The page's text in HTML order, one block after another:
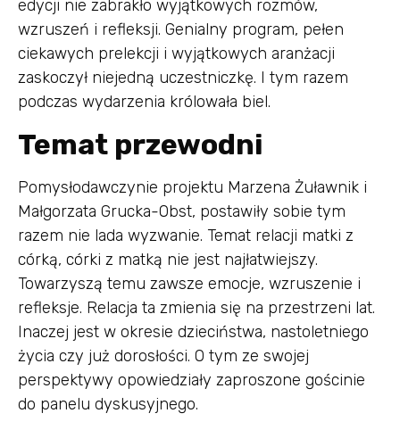
edycji nie zabrakło wyjątkowych rozmów,
wzruszeń i refleksji. Genialny program, pełen
ciekawych prelekcji i wyjątkowych aranżacji
zaskoczył niejedną uczestniczkę. I tym razem
podczas wydarzenia królowała biel.
Temat przewodni
Pomysłodawczynie projektu Marzena Żuławnik i
Małgorzata Grucka-Obst, postawiły sobie tym
razem nie lada wyzwanie. Temat relacji matki z
córką, córki z matką nie jest najłatwiejszy.
Towarzyszą temu zawsze emocje, wzruszenie i
refleksje. Relacja ta zmienia się na przestrzeni lat.
Inaczej jest w okresie dzieciństwa, nastoletniego
życia czy już dorosłości. O tym ze swojej
perspektywy opowiedziały zaproszone gościnie
do panelu dyskusyjnego.